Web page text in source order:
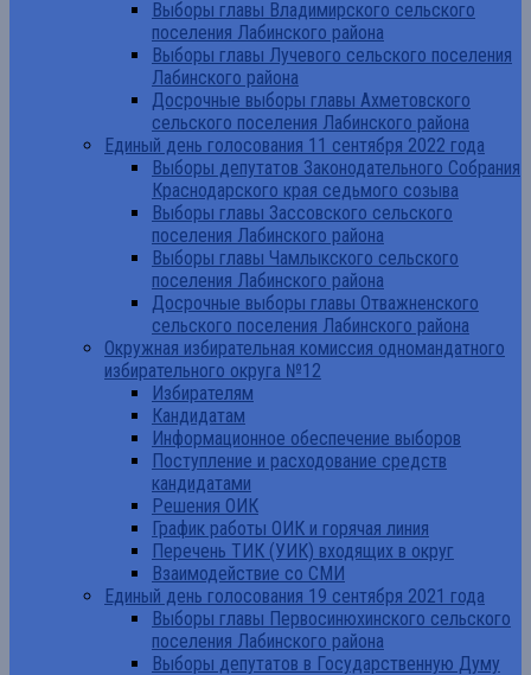
Выборы главы Владимирского сельского
поселения Лабинского района
Выборы главы Лучевого сельского поселения
Лабинского района
Досрочные выборы главы Ахметовского
сельского поселения Лабинского района
Единый день голосования 11 сентября 2022 года
Выборы депутатов Законодательного Собрания
Краснодарского края седьмого созыва
Выборы главы Зассовского сельского
поселения Лабинского района
Выборы главы Чамлыкского сельского
поселения Лабинского района
Досрочные выборы главы Отважненского
сельского поселения Лабинского района
Окружная избирательная комиссия одномандатного
избирательного округа №12
Избирателям
Кандидатам
Информационное обеспечение выборов
Поступление и расходование средств
кандидатами
Решения ОИК
График работы ОИК и горячая линия
Перечень ТИК (УИК) входящих в округ
Взаимодействие со СМИ
Единый день голосования 19 сентября 2021 года
Выборы главы Первосинюхинского сельского
поселения Лабинского района
Выборы депутатов в Государственную Думу